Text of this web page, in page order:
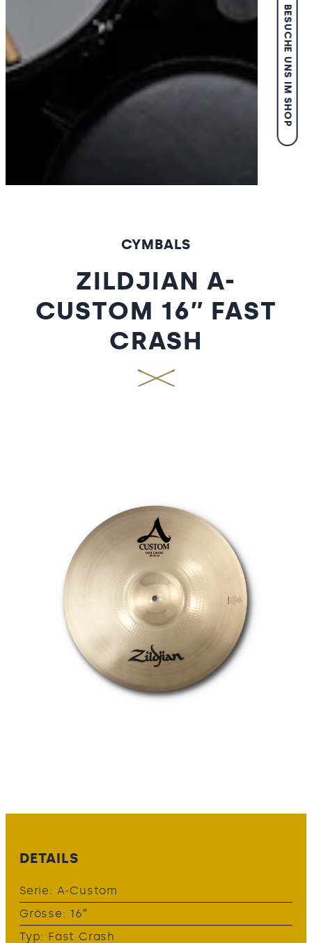
BESUCHE UNS IM SHOP
CYMBALS
ZILDJIAN A-
CUSTOM 16″ FAST
CRASH
DETAILS
Serie: A-Custom
Grösse: 16″
Typ: Fast Crash